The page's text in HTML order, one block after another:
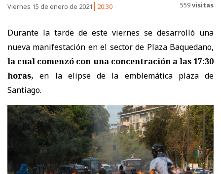
Viernes 15 de enero de 2021 20:30 559visitas
Durante la tarde de este viernes se desarrolló una
nueva manifestación en el sector de Plaza Baquedano,
la cual comenzó con una concentración a las 17:30
horas, en la elipse de la emblemática plaza de
Santiago.